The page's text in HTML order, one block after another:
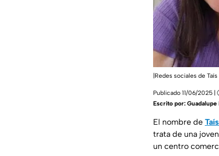
|Redes sociales de
Publicado 11/06/2025 |
Escrito por:
El nombre de
trata de una joven
un centro